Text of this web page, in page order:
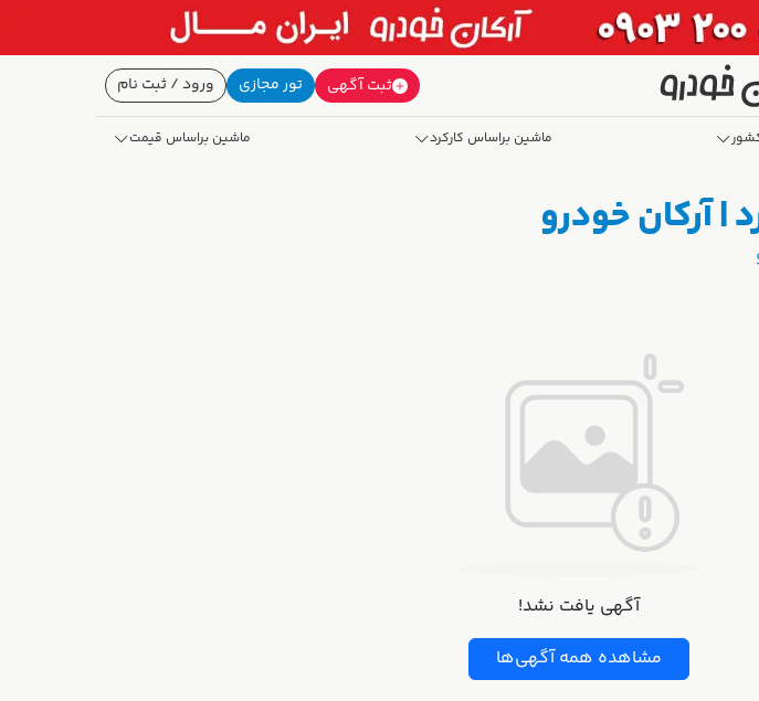
ثبت آگهی تور مجازی ورود / ثبت نام
ماشین براساس کارکرد ماشین براساس قیمت
| آرکان خودرو
آگهی یافت نشد!
مشاهده همه آگهی‌ها